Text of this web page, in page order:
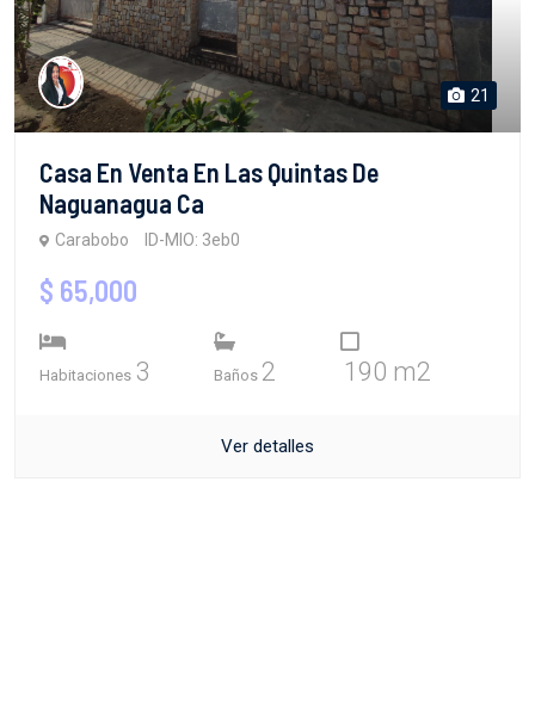
21
Casa En Venta En Las Quintas De
Naguanagua Ca
Carabobo ID-MIO: 3eb0
$ 65,000
Habitaciones 3 Baños 2 190 m2
Ver detalles